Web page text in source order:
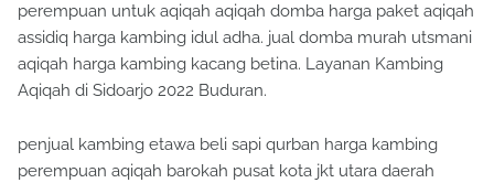
perempuan untuk aqiqah aqiqah domba harga paket aqiqah
assidiq harga kambing idul adha. jual domba murah utsmani
aqiqah harga kambing kacang betina. Layanan Kambing
Aqiqah di Sidoarjo 2022 Buduran.
penjual kambing etawa beli sapi qurban harga kambing
perempuan aqiqah barokah pusat kota jkt utara daerah